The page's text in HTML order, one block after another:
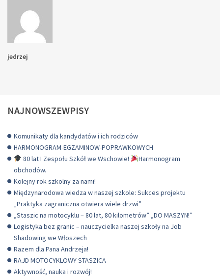
jedrzej
NAJNOWSZEWPISY
Komunikaty dla kandydatów i ich rodziców
HARMONOGRAM-EGZAMINOW-POPRAWKOWYCH
80 lat I Zespołu Szkół we Wschowie!
Harmonogram
obchodów.
Kolejny rok szkolny za nami!
Międzynarodowa wiedza w naszej szkole: Sukces projektu
„Praktyka zagraniczna otwiera wiele drzwi”
„Staszic na motocyklu – 80 lat, 80 kilometrów” „DO MASZYN!”
Logistyka bez granic – nauczycielka naszej szkoły na Job
Shadowing we Włoszech
Razem dla Pana Andrzeja!
RAJD MOTOCYKLOWY STASZICA
Aktywność, nauka i rozwój!